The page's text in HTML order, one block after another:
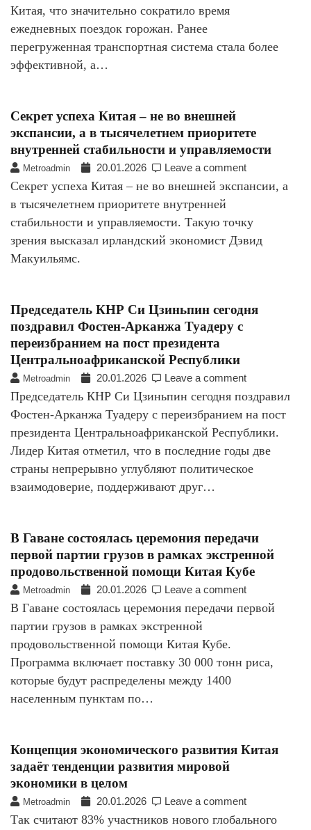
Китая, что значительно сократило время
ежедневных поездок горожан. Ранее
перегруженная транспортная система стала более
эффективной, а…
Секрет успеха Китая – не во внешней
экспансии, а в тысячелетнем приоритете
внутренней стабильности и управляемости
Metroadmin 20.01.2026 Leave a comment
Секрет успеха Китая – не во внешней экспансии, а
в тысячелетнем приоритете внутренней
стабильности и управляемости. Такую точку
зрения высказал ирландский экономист Дэвид
Макуильямс.
Председатель КНР Си Цзиньпин сегодня
поздравил Фостен-Арканжа Туадеру с
переизбранием на пост президента
Центральноафриканской Республики
Metroadmin 20.01.2026 Leave a comment
Председатель КНР Си Цзиньпин сегодня поздравил
Фостен-Арканжа Туадеру с переизбранием на пост
президента Центральноафриканской Республики.
Лидер Китая отметил, что в последние годы две
страны непрерывно углубляют политическое
взаимодоверие, поддерживают друг…
В Гаване состоялась церемония передачи
первой партии грузов в рамках экстренной
продовольственной помощи Китая Кубе
Metroadmin 20.01.2026 Leave a comment
В Гаване состоялась церемония передачи первой
партии грузов в рамках экстренной
продовольственной помощи Китая Кубе.
Программа включает поставку 30 000 тонн риса,
которые будут распределены между 1400
населенным пунктам по…
Концепция экономического развития Китая
задаёт тенденции развития мировой
экономики в целом
Metroadmin 20.01.2026 Leave a comment
Так считают 83% участников нового глобального